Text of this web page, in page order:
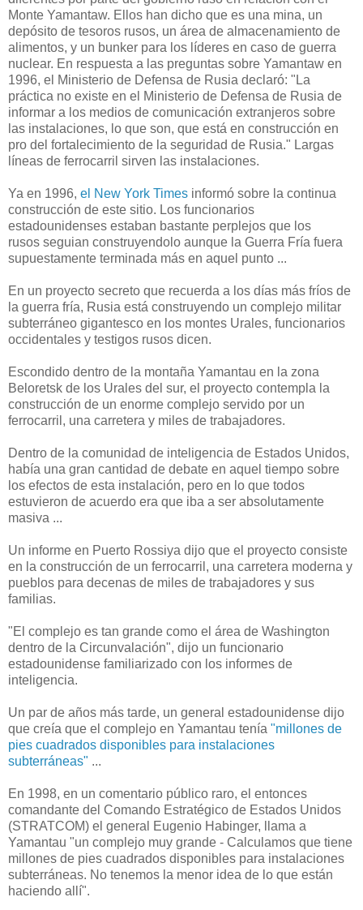
Monte Yamantaw. Ellos han dicho que es una mina, un
depósito de tesoros rusos, un área de almacenamiento de
alimentos, y un bunker para los líderes en caso de guerra
nuclear. En respuesta a las preguntas sobre Yamantaw en
1996, el Ministerio de Defensa de Rusia declaró: "La
práctica no existe en el Ministerio de Defensa de Rusia de
informar a los medios de comunicación extranjeros sobre
las instalaciones, lo que son, que está en construcción en
pro del fortalecimiento de la seguridad de Rusia." Largas
líneas de ferrocarril sirven las instalaciones.
Ya en 1996, el New York Times informó sobre la continua
construcción de este sitio. Los funcionarios
estadounidenses estaban bastante perplejos que los
rusos seguian construyendolo aunque la Guerra Fría fuera
supuestamente terminada más en aquel punto ...
En un proyecto secreto que recuerda a los días más fríos de
la guerra fría, Rusia está construyendo un complejo militar
subterráneo gigantesco en los montes Urales, funcionarios
occidentales y testigos rusos dicen.
Escondido dentro de la montaña Yamantau en la zona
Beloretsk de los Urales del sur, el proyecto contempla la
construcción de un enorme complejo servido por un
ferrocarril , una carretera y miles de trabajadores.
Dentro de la comunidad de inteligencia de Estados Unidos,
había una gran cantidad de debate en aquel tiempo sobre
los efectos de esta instalación, pero en lo que todos
estuvieron de acuerdo era que iba a ser absolutamente
masiva ...
Un informe en Puerto Rossiya dijo que el proyecto consiste
en la construcción de un ferrocarril , una carretera moderna y
pueblos para decenas de miles de trabajadores y sus
familias.
"El complejo es tan grande como el área de Washington
dentro de la Circunvalación", dijo un funcionario
estadounidense familiarizado con los informes de
inteligencia.
Un par de años más tarde, un general estadounidense dijo
que creía que el complejo en Yamantau tenía "millones de
pies cuadrados disponibles para instalaciones
subterráneas" ...
En 1998, en un comentario público raro, el entonces
comandante del Comando Estratégico de Estados Unidos
(STRATCOM) el general Eugenio Habinger,
llama a
Yamantau "un complejo muy grande - Calculamos que tiene
millones de pies cuadrados disponibles para instalaciones
subterráneas. No tenemos la menor idea de lo que están
haciendo allí".